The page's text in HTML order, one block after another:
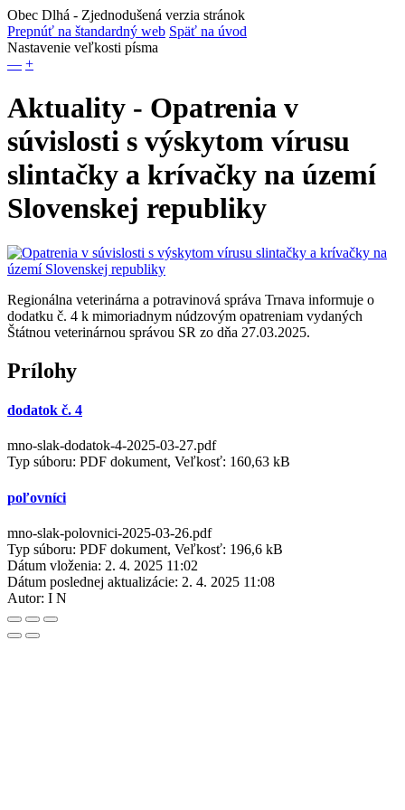
Obec Dlhá - Zjednodušená verzia stránok
Prepnúť na štandardný web Späť na úvod
Nastavenie veľkosti písma
— +
Aktuality - Opatrenia v
súvislosti s výskytom vírusu
slintačky a krívačky na území
Slovenskej republiky
Regionálna veterinárna a potravinová správa Trnava informuje o
dodatku č. 4 k mimoriadnym núdzovým opatreniam vydaných
Štátnou veterinárnou správou SR zo dňa 27.03.2025.
Prílohy
dodatok č. 4
mno-slak-dodatok-4-2025-03-27.pdf
Typ súboru: PDF dokument, Veľkosť: 160,63 kB
poľovníci
mno-slak-polovnici-2025-03-26.pdf
Typ súboru: PDF dokument, Veľkosť: 196,6 kB
Dátum vloženia: 2. 4. 2025 11:02
Dátum poslednej aktualizácie: 2. 4. 2025 11:08
Autor: I N